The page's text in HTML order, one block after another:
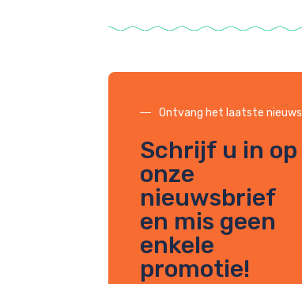
Ontvang het laatste nieuws
Schrijf u in op
onze
nieuwsbrief
en mis geen
enkele
promotie!